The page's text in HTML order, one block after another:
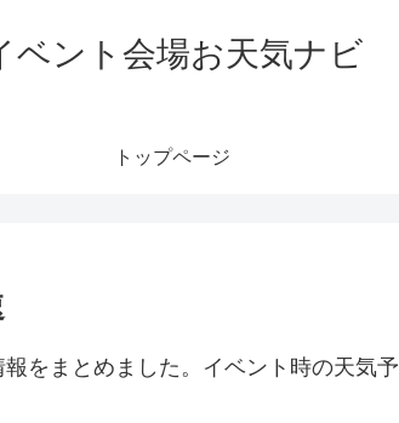
ベント会場お天気ナビ
トップページ
をまとめました。イベント時の天気予